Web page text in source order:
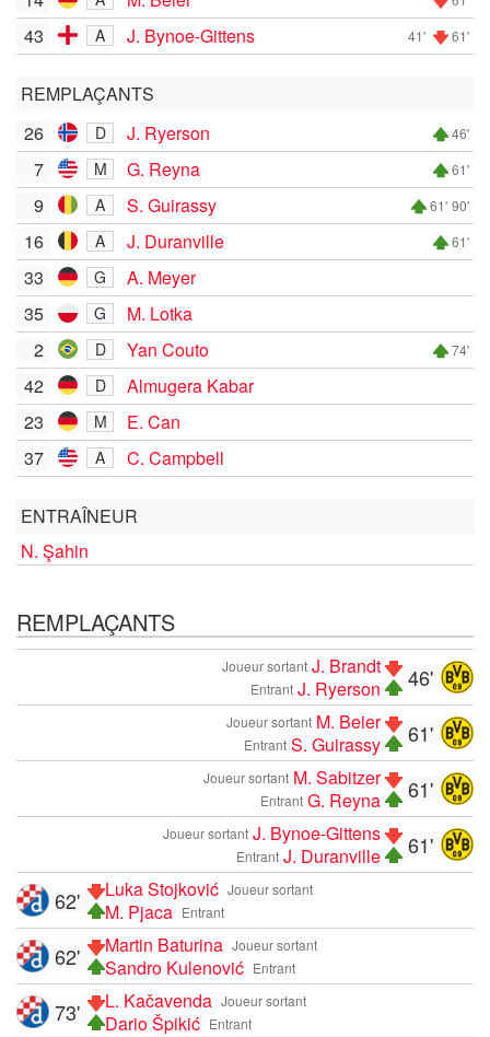
43 A J. Bynoe-Gittens 41' 61'
REMPLAÇANTS
26
D J. Ryerson 46'
7 M G. Reyna 61'
9 A S. Guirassy 61' 90'
16 A J. Duranville 61'
33 G
A. Meyer
35
G
M. Lotka
2
D Yan Couto 74'
42 D
Almugera Kabar
23
M
E. Can
37
A C. Campbell
ENTRAÎNEUR
N. Şahin
REMPLAÇANTS
46'
Joueur sortant J. Brandt
Entrant J. Ryerson
61'
Joueur sortant M. Beier
Entrant S. Guirassy
61'
Joueur sortant M. Sabitzer
Entrant G. Reyna
61'
Joueur sortant J. Bynoe-Gittens
Entrant J. Duranville
Joueur sortant
Luka Stojković
Entrant
M. Pjaca
62'
Joueur sortant
Martin Baturina
Entrant
Sandro Kulenović
62'
Joueur sortant
L. Kačavenda
Entrant
Dario Špikić
73'